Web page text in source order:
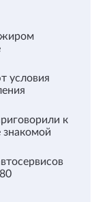
условия
к